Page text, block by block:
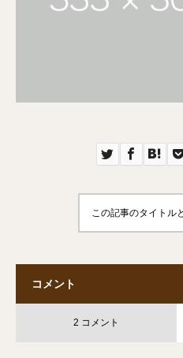
この記事のタイトル
コメント
2 コメント